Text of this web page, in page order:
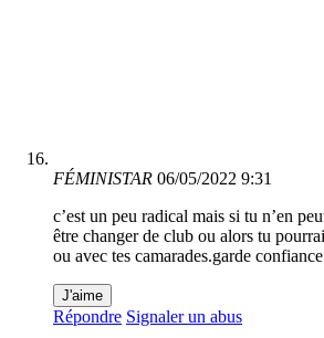
FÉMINISTAR 06/05/2022 9:31
c’est un peu radical mais si tu n’en
être changer de club ou alors tu
ou avec tes camarades.garde
J'aime
Répondre Signaler un abus